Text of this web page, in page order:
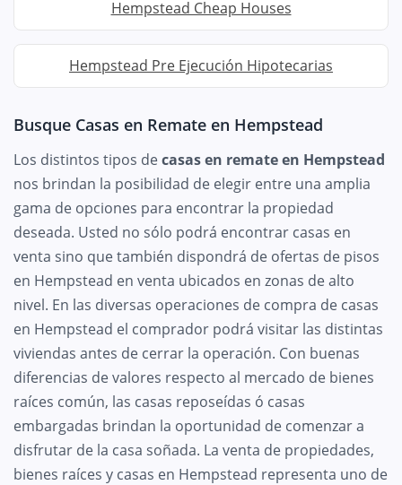
Hempstead Cheap Houses
Hempstead Pre Ejecución Hipotecarias
Busque Casas en Remate en Hempstead
Los distintos tipos decasas en remate en Hempstead
nos brindan la posibilidad de elegir entre una amplia
gama de opciones para encontrar la propiedad
deseada. Usted no sólo podrá encontrar casas en
venta sino que también dispondrá de ofertas de pisos
en Hempstead en venta ubicados en zonas de alto
nivel. En las diversas operaciones de compra de casas
en Hempstead el comprador podrá visitar las distintas
viviendas antes de cerrar la operación. Con buenas
diferencias de valores respecto al mercado de bienes
raíces común, las casas reposeídas ó casas
embargadas brindan la oportunidad de comenzar a
disfrutar de la casa soñada. La venta de propiedades,
bienes raíces y casas en Hempstead representa uno de